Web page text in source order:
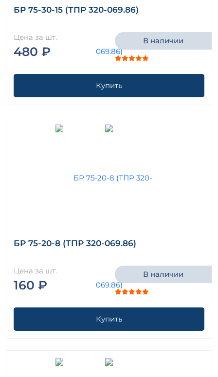
БР 75-30-15 (ТПР 320-069.86)
Цена за шт.
480 ₽
В наличии
Купить
БР 75-20-8 (ТПР 320-069.86)
Цена за шт.
160 ₽
В наличии
Купить